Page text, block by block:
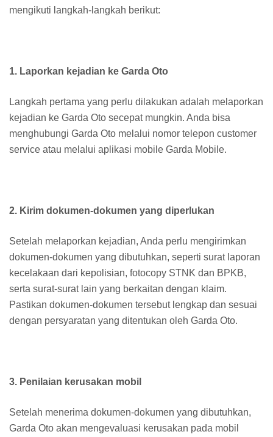
mengikuti langkah-langkah berikut:
1. Laporkan kejadian ke Garda Oto
Langkah pertama yang perlu dilakukan adalah melaporkan
kejadian ke Garda Oto secepat mungkin. Anda bisa
menghubungi Garda Oto melalui nomor telepon customer
service atau melalui aplikasi mobile Garda Mobile.
2. Kirim dokumen-dokumen yang diperlukan
Setelah melaporkan kejadian, Anda perlu mengirimkan
dokumen-dokumen yang dibutuhkan, seperti surat laporan
kecelakaan dari kepolisian, fotocopy STNK dan BPKB,
serta surat-surat lain yang berkaitan dengan klaim.
Pastikan dokumen-dokumen tersebut lengkap dan sesuai
dengan persyaratan yang ditentukan oleh Garda Oto.
3. Penilaian kerusakan mobil
Setelah menerima dokumen-dokumen yang dibutuhkan,
Garda Oto akan mengevaluasi kerusakan pada mobil